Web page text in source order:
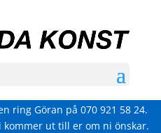
ring Göran på 070 921 58 24.
ut till er om ni önskar.